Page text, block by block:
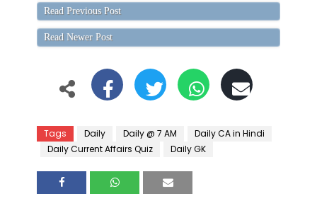
Read Previous Post
Read Newer Post
Tags Daily Daily @ 7 AM
Daily CA in Hindi
Daily Current Affairs Quiz
Daily GK